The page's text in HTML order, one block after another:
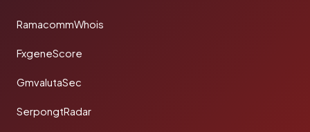
RamacommWhois
FxgeneScore
GmvalutaSec
SerpongtRadar